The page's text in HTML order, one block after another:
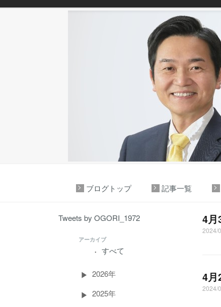
ブログトップ 記事一覧
Tweets by OGORI_1972
アーカイブ
すべて
2026年
2025年
4月
2024/
4月
2024/